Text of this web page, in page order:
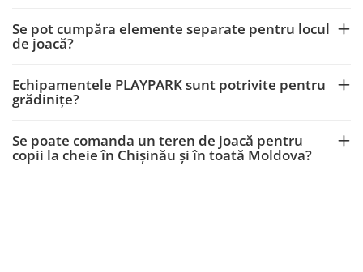
Se pot cumpăra elemente separate pentru locul
de joacă?
Echipamentele PLAYPARK sunt potrivite pentru
grădinițe?
Se poate comanda un teren de joacă pentru
copii la cheie în Chișinău și în toată Moldova?